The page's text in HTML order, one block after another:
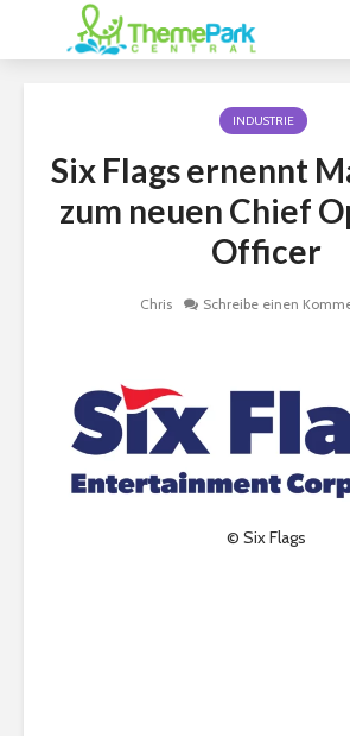
INDUSTRIE
Six Flags ernennt
zum neuen Chief
Officer
Chris Schreibe einen
© Six Flags